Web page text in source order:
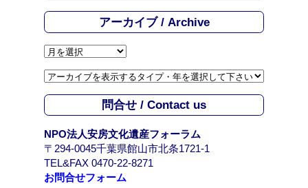
アーカイブ / Archive
ア
カ
イ
ブ
A
r
c
h
問合せ / Contact us
NPO法人安房文化遺産フォーラム
〒294-0045千葉県館山市北条1721-1
TEL&FAX 0470-22-8271
お問合せフォーム